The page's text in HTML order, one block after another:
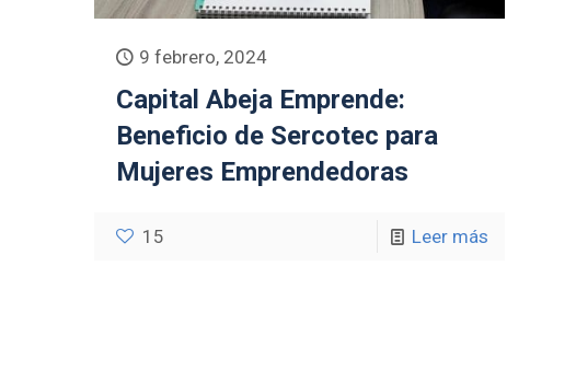
9 febrero, 2024
Capital Abeja Emprende:
Beneficio de Sercotec para
Mujeres Emprendedoras
15 Leer más